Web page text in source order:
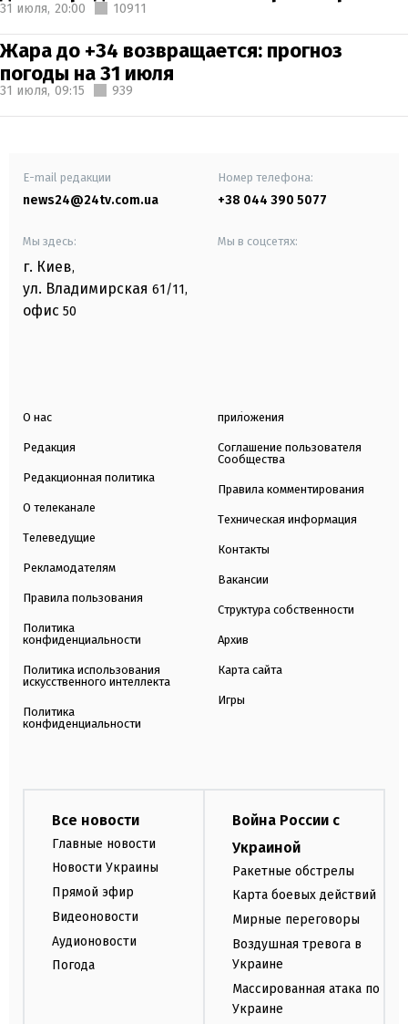
31 июля, 20:00 10911
Жара до +34 возвращается: прогноз
погоды на 31 июля
31 июля, 09:15 939
E-mail редакции
news24@24tv.com.ua
Номер телефона:
+38 044 390 5077
Мы здесь:
г. Киев,
ул. Владимирская 61/11,
офис 50
Мы в соцсетях:
О нас
Редакция
Редакционная политика
О телеканале
Телеведущие
Рекламодателям
Правила пользования
Политика
конфиденциальности
Политика использования
искусственного интеллекта
Политика
конфиденциальности
приложения
Соглашение пользователя
Сообщества
Правила комментирования
Техническая информация
Контакты
Вакансии
Структура собственности
Архив
Карта сайта
Игры
Все новости
Главные новости
Новости Украины
Прямой эфир
Видеоновости
Аудионовости
Погода
Война России с
Украиной
Ракетные обстрелы
Карта боевых действий
Мирные переговоры
Воздушная тревога в
Украине
Массированная атака по
Украине